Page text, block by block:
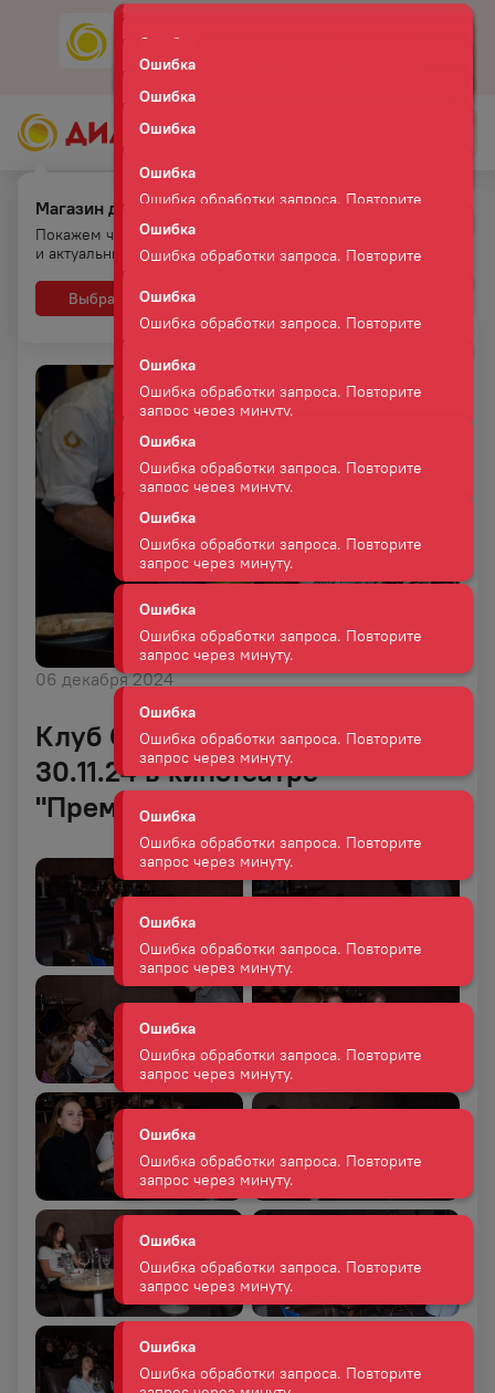
Магазин для самовывоза.
Покажем что есть на полках
и актуальные цены
Выбрать Нет, спасибо
Главная
Новости и акции
Клуб Сомелье "кино под вино" 30.11.24 в кинотеатре
"Премьер" в Хабаровске
06 декабря 2024
Клуб Сомелье "кино под вино"
30.11.24 в кинотеатре
"Премьер" в Хабаровске
Ошибка
Ошибка обработки запроса. Повторите
запрос через минуту.
Ошибка
запрос через минуту.
Ошибка
Ошибка обработки запроса. Повторите
запрос через минуту.
Ошибка
запрос через минуту.
Ошибка обработки запроса. Повторите
запрос через минуту.
Ошибка
Ошибка обработки запроса. Повторите
запрос через минуту.
Ошибка
Ошибка обработки запроса. Повторите
запрос через минуту.
Ошибка
Ошибка обработки запроса. Повторите
запрос через минуту.
Ошибка
Ошибка обработки запроса. Повторите
запрос через минуту.
Ошибка
Ошибка обработки запроса. Повторите
запрос через минуту.
Ошибка
Ошибка обработки запроса. Повторите
запрос через минуту.
Ошибка
Ошибка обработки запроса. Повторите
запрос через минуту.
Ошибка
Ошибка обработки запроса. Повторите
запрос через минуту.
Ошибка